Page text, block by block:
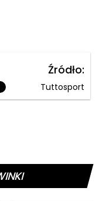
Źródło:
Tuttosport